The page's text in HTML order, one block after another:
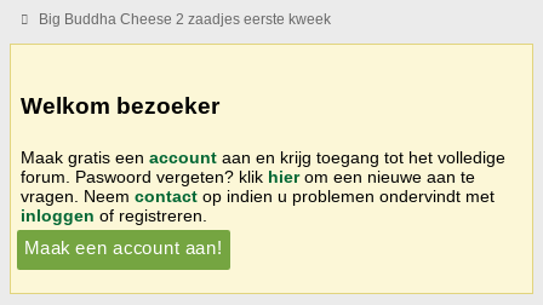
Big Buddha Cheese 2 zaadjes eerste kweek
Welkom bezoeker
Maak gratis een account aan en krijg toegang tot het volledige
forum. Paswoord vergeten? klik hierom een nieuwe aan te
vragen. Neem contact op indien u problemen ondervindt met
inloggen of registreren.
Maak een account aan!